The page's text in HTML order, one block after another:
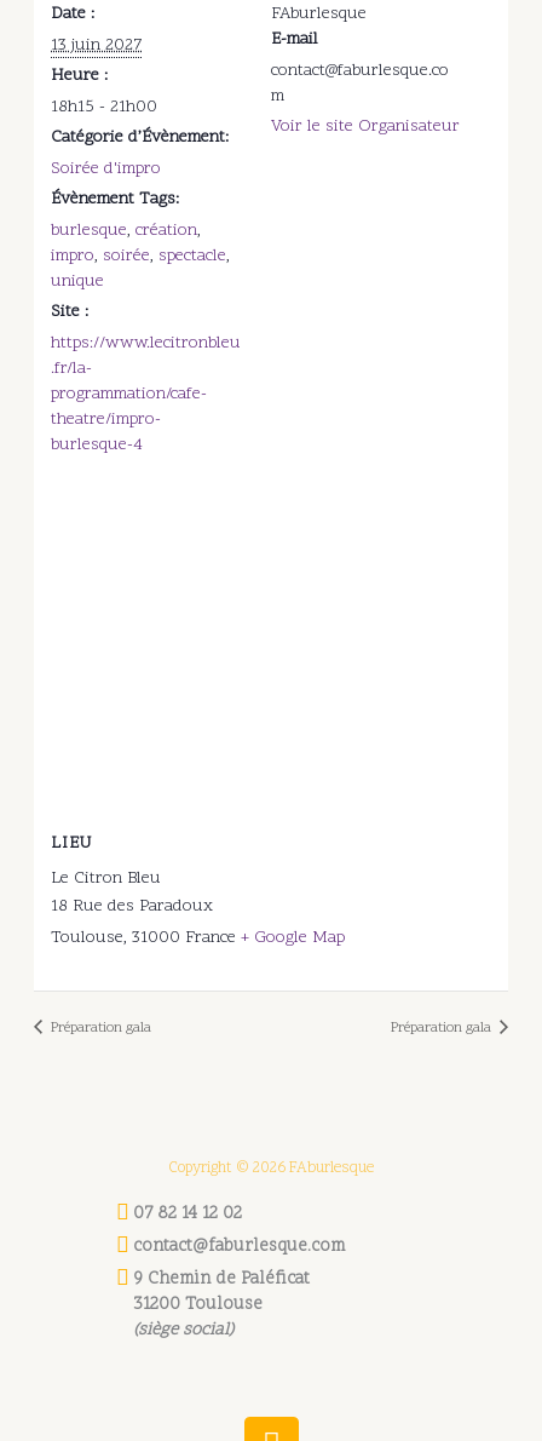
Date :
13 juin 2027
Heure :
18h15 - 21h00
Catégorie d’Évènement:
Soirée d'impro
Évènement Tags:
burlesque,création,
impro, soirée, spectacle,
unique
Site :
https://www.lecitronbleu
.fr/la-
programmation/cafe-
theatre/impro-
burlesque-4
FAburlesque
E-mail
contact@faburlesque.co
m
Voir le site Organisateur
LIEU
Le Citron Bleu
18 Rue des Paradoux
Toulouse, 31000 France + Google Map
Préparation gala Préparation gala
Copyright © 2026 FAburlesque
07 82 14 12 02
contact@faburlesque.com
9 Chemin de Paléficat
31200 Toulouse
(siège social)
W